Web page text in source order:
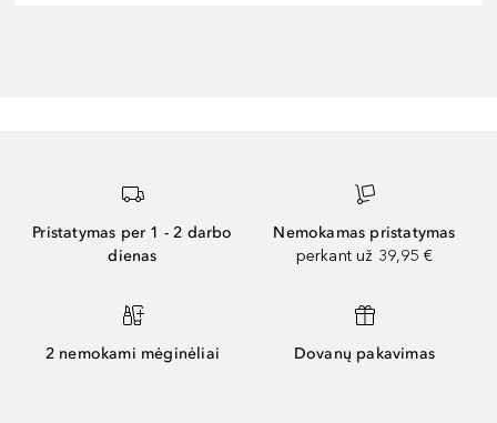
Pristatymas per 1 - 2 darbo
dienas
Nemokamas pristatymas
perkant už 39,95 €
2 nemokami mėginėliai Dovanų pakavimas